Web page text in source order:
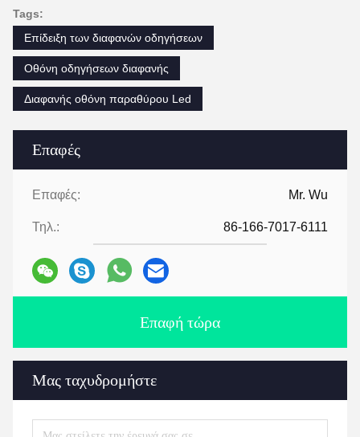
Επαφές
Επαφές: Mr. Wu
Τηλ.: 86-166-7017-6111
Επαφή τώρα
Μας ταχυδρομήστε
Tags:
Επίδειξη των διαφανών οδηγήσεων
Οθόνη οδηγήσεων διαφανής
Διαφανής οθόνη παραθύρου Led